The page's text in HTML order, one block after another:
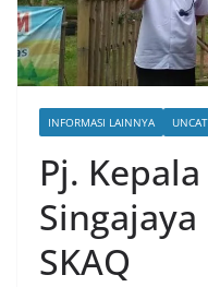
INFORMASI LAINNYA
Pj.
SKAQ